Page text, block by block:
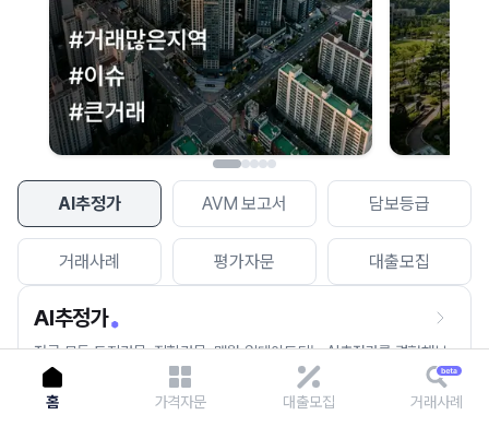
AI추정가 AVM 보고서 담보등급
거래사례 평가자문 대출모집
AI추정가
전국 모든 토지건물, 집합건물, 매월 업데이트되는 AI추정가를 경험해보
세요.
홈 가격자문 대출모집 거래사례